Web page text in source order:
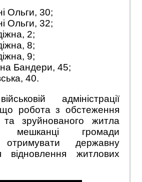
Ольги, 30;
Ольги, 32;
2;
8;
9;
Бандери, 45;
40.
адміністрації
робота з обстеження
та зруйнованого житла
громади
отримувати державну
відновлення житлових